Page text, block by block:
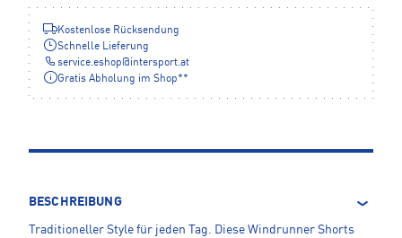
Kostenlose Rücksendung
Schnelle Lieferung
service.eshop@ intersport.at
Gratis Abholung im Shop**
BESCHREIBUNG
Traditioneller Style für jeden Tag. Diese Windrunner Shorts